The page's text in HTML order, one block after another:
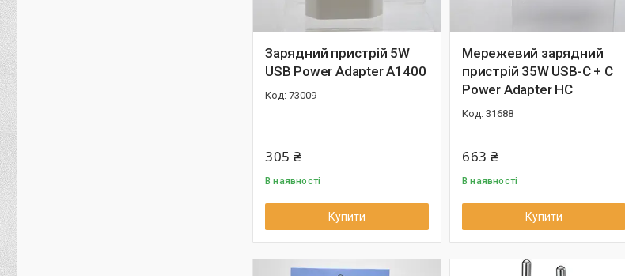
Зарядний пристрій 5W
USB Power Adapter A1400
73009
305 ₴
В наявності
Купити
Мережевий зарядний
пристрій 35W USB-C + C
Power Adapter HC
31688
663 ₴
В наявності
Купити